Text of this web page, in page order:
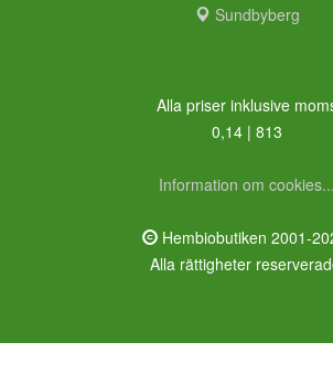
Sundbyberg
Alla priser inklusive
0,14 | 813
Information om cookies...
Hembiobutiken 2001-
Alla rättigheter